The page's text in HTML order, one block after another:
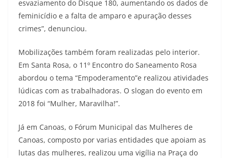
esvaziamento do Disque 180, aumentando os dados de
feminicídio e a falta de amparo e apuração desses
crimes”, denunciou.
Mobilizações também foram realizadas pelo interior.
Em Santa Rosa, o 11º Encontro do Saneamento Rosa
abordou o tema “Empoderamento”e realizou atividades
lúdicas com as trabalhadoras. O slogan do evento em
2018 foi “Mulher, Maravilha!”.
Já em Canoas, o Fórum Municipal das Mulheres de
Canoas, composto por varias entidades que apoiam as
lutas das mulheres, realizou uma vigília na Praça do